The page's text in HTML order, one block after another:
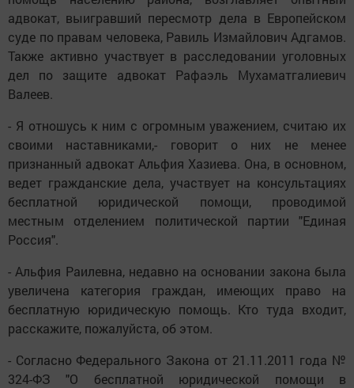
адвокат, выигравший пересмотр дела в Европейском
суде по правам человека, Равиль Измайлович Адгамов.
Также активно участвует в расследовании уголовных
дел по защите адвокат Рафаэль Мухаматгалиевич
Валеев.
- Я отношусь к ним с огромным уважением, считаю их
своими наставниками,- говорит о них не менее
признанный адвокат Альфия Хазиева. Она, в основном,
ведет гражданские дела, участвует на консультациях
бесплатной юридической помощи, проводимой
местным отделением политической партии "Единая
Россия".
- Альфия Раилевна, недавно на основании закона была
увеличена категория граждан, имеющих право на
бесплатную юридическую помощь. Кто туда входит,
расскажите, пожалуйста, об этом.
- Согласно Федерального Закона от 21.11.2011 года №
324-ФЗ "О бесплатной юридической помощи в